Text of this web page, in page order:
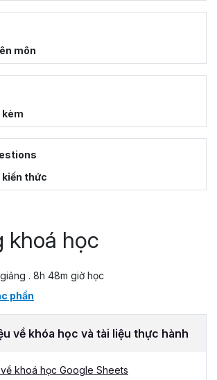
môn
kèm
kiến thức
khoá học
. 8h 48m giờ học
phần
về khóa học và tài liệu thực hành
khoá học Google Sheets